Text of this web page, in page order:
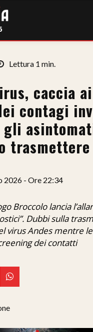
Lettura 1 min.
caccia
contagi
gli
2026 - Ore 22:34
Broccolo lancia
Dubbi sulla
virus Andes mentre
dei contatti